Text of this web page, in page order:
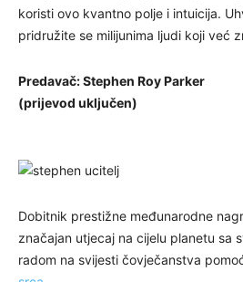
koristi ovo kvantno polje i intuicija.
pridružite se milijunima ljudi koji već
Predavač: Stephen Roy Parker
(prijevod uključen)
Dobitnik prestižne međunarodne
značajan utjecaj na cijelu planetu sa
radom na svijesti čovječanstva